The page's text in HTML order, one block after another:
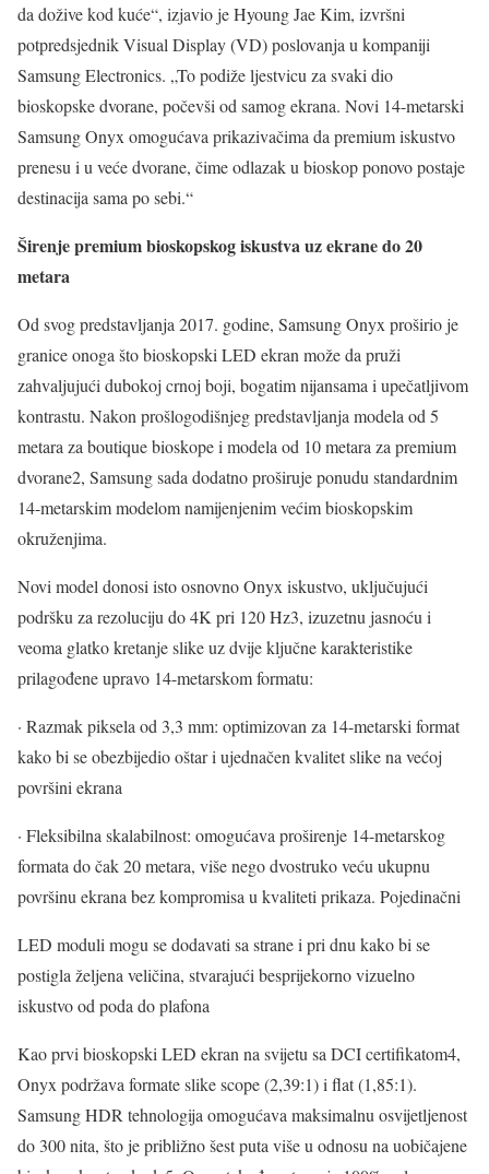
da dožive kod kuće“, izjavio je Hyoung Jae Kim, izvršni
potpredsjednik Visual Display (VD) poslovanja u kompaniji
Samsung Electronics. „To podiže ljestvicu za svaki dio
bioskopske dvorane, počevši od samog ekrana. Novi 14-metarski
Samsung Onyx omogućava prikazivačima da premium iskustvo
prenesu i u veće dvorane, čime odlazak u bioskop ponovo postaje
destinacija sama po sebi.“
Širenje premium bioskopskog iskustva uz ekrane do 20
metara
Od svog predstavljanja 2017. godine, Samsung Onyx proširio je
granice onoga što bioskopski LED ekran može da pruži
zahvaljujući dubokoj crnoj boji, bogatim nijansama i upečatljivom
kontrastu. Nakon prošlogodišnjeg predstavljanja modela od 5
metara za boutique bioskope i modela od 10 metara za premium
dvorane2, Samsung sada dodatno proširuje ponudu standardnim
14-metarskim modelom namijenjenim većim bioskopskim
okruženjima.
Novi model donosi isto osnovno Onyx iskustvo, uključujući
podršku za rezoluciju do 4K pri 120 Hz3, izuzetnu jasnoću i
veoma glatko kretanje slike uz dvije ključne karakteristike
prilagođene upravo 14-metarskom formatu:
· Razmak piksela od 3,3 mm: optimizovan za 14-metarski format
kako bi se obezbijedio oštar i ujednačen kvalitet slike na većoj
površini ekrana
· Fleksibilna skalabilnost: omogućava proširenje 14-metarskog
formata do čak 20 metara, više nego dvostruko veću ukupnu
površinu ekrana bez kompromisa u kvaliteti prikaza. Pojedinačni
LED moduli mogu se dodavati sa strane i pri dnu kako bi se
postigla željena veličina, stvarajući besprijekorno vizuelno
iskustvo od poda do plafona
Kao prvi bioskopski LED ekran na svijetu sa DCI certifikatom4,
Onyx podržava formate slike scope (2,39:1) i flat (1,85:1).
Samsung HDR tehnologija omogućava maksimalnu osvijetljenost
do 300 nita, što je približno šest puta više u odnosu na uobičajene